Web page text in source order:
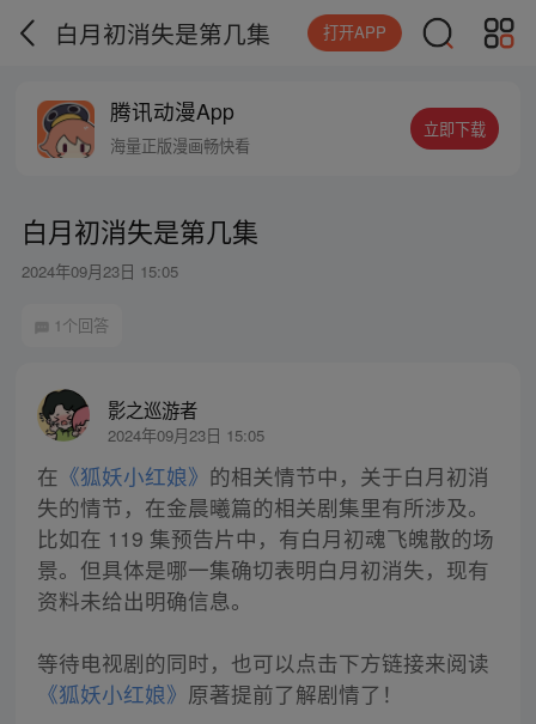
白月初消失是第几集 打开APP
腾讯动漫App
海量正版漫画畅快看
立即下载
白月初消失是第几集
2024年09月23日 15:05
1个回答
影之巡游者
2024年09月23日 15:05
在 《狐妖小红娘》 的相关情节中，关于白月初消
失的情节，在金晨曦篇的相关剧集里有所涉及。
比如在 119 集预告片中，有白月初魂飞魄散的场
景。但具体是哪一集确切表明白月初消失，现有
资料未给出明确信息。
等待电视剧的同时，也可以点击下方链接来阅读
《狐妖小红娘》 原著提前了解剧情了！